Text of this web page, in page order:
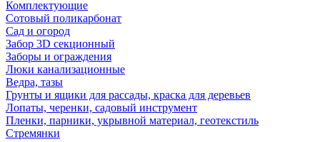
Комплектующие
Сотовый поликарбонат
Сад и огород
Забор 3D секционный
Заборы и ограждения
Люки канализационные
Ведра, тазы
Грунты и ящики для рассады, краска для деревьев
Лопаты, черенки, садовый инструмент
Пленки, парники, укрывной материал, геотекстиль
Стремянки